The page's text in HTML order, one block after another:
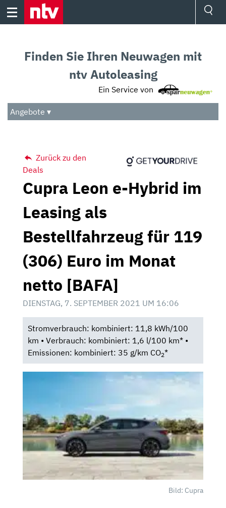
Skip
Audio
Das Beste
Finden Sie Ihren Neuwagen mit
ntv Autoleasing
Ein Service von
Angebote ▾
Zurück zu den
Deals
Cupra Leon e-Hybrid im
Leasing als
Bestellfahrzeug für 119
(306) Euro im Monat
netto [BAFA]
DIENSTAG, 7. SEPTEMBER 2021 UM 16:06
Stromverbrauch: kombiniert: 11,8 kWh/100
km • Verbrauch: kombiniert: 1,6 l/100 km* •
Emissionen: kombiniert: 35 g/km CO2*
Bild: Cupra